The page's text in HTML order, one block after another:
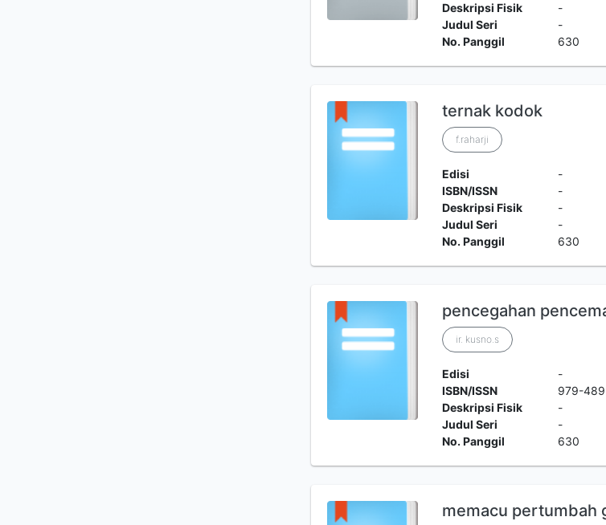
Deskripsi Fisik
-
Judul Seri
-
No. Panggil
630
ternak kodok
f.raharji
Edisi
-
ISBN/ISSN
-
Deskripsi Fisik
-
Judul Seri
-
No. Panggil
630
pencegahan
ir. kusno.s
Edisi
-
ISBN/ISSN
979-
Deskripsi Fisik
-
Judul Seri
-
No. Panggil
630
memacu pertumbah